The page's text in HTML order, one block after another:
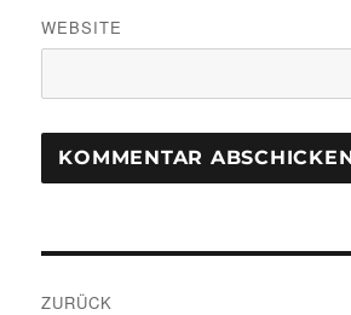
WEBSITE
ZURÜCK